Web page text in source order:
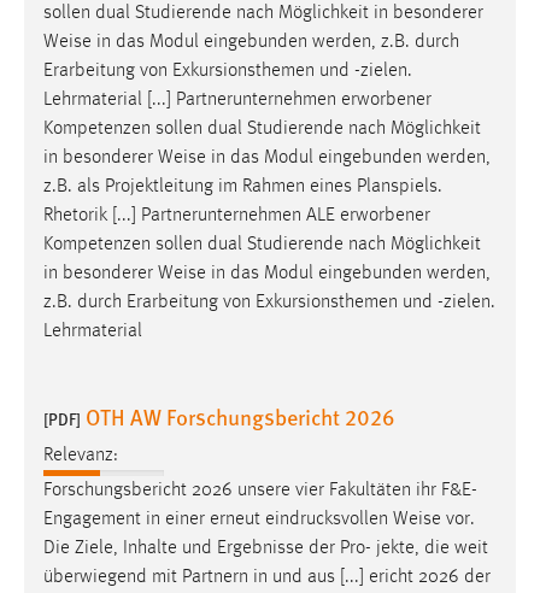
sollen dual Studierende nach Möglichkeit in besonderer
Weise in das Modul eingebunden werden, z.B. durch
Erarbeitung von Exkursionsthemen und -zielen.
Lehrmaterial [...] Partnerunternehmen erworbener
Kompetenzen sollen dual Studierende nach Möglichkeit
in besonderer Weise in das Modul eingebunden werden,
z.B. als Projektleitung im Rahmen eines Planspiels.
Rhetorik [...] Partnerunternehmen ALE erworbener
Kompetenzen sollen dual Studierende nach Möglichkeit
in besonderer Weise in das Modul eingebunden werden,
z.B. durch Erarbeitung von Exkursionsthemen und -zielen.
Lehrmaterial
[PDF] OTH AW Forschungsbericht 2026
Relevanz:
Forschungsbericht 2026 unsere vier Fakultäten ihr F&E-
Engagement in einer erneut eindrucksvollen Weise vor.
Die Ziele, Inhalte und Ergebnisse der Pro- jekte, die weit
überwiegend mit Partnern in und aus [...] ericht 2026 der
EXTERNE MEDIEN
Um Inhalte von Videoplattformen und Social Media
Plattformen anzeigen zu können, werden von diesen
externen Medien Cookies gesetzt.
YouTube
Vimeo